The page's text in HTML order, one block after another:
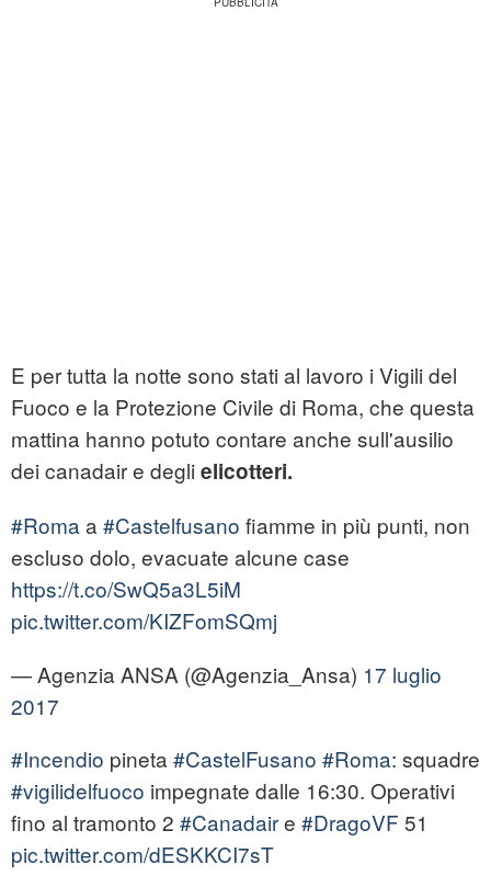
E per tutta la notte sono stati al lavoro i Vigili del
Fuoco e la Protezione Civile di Roma, che questa
mattina hanno potuto contare anche sull'ausilio
dei canadair e degli elicotteri.
#Roma a #Castelfusano fiamme in più punti, non
escluso dolo, evacuate alcune case
https://t.co/SwQ5a3L5iM
pic.twitter.com/KIZFomSQmj
— Agenzia ANSA (@Agenzia_Ansa) 17 luglio
2017
#Incendio pineta #CastelFusano #Roma: squadre
#vigilidelfuoco impegnate dalle 16:30. Operativi
fino al tramonto 2 #Canadaire #DragoVF 51
pic.twitter.com/dESKKCI7sT